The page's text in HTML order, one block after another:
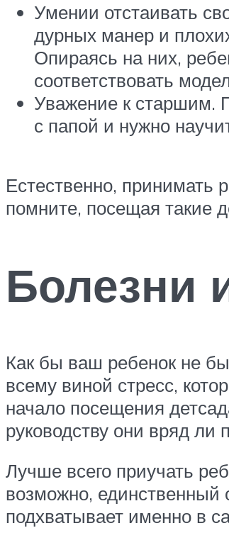
Умении отстаивать
дурных манер и
Опираясь на них,
соответствовать
Уважение к старшим.
с папой и нужно
Естественно, принимать
помните, посещая такие
Болезни
Как бы ваш ребенок не
всему виной стресс,
начало посещения
руководству они вряд ли
Лучше всего приучать
возможно,
подхватывает именно в